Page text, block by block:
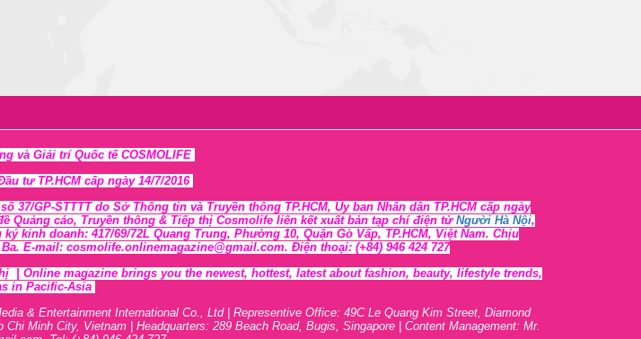
và Giải trí Quốc tế COSMOLIFE
tư TP.HCM cấp ngày 14/7/2016
37/GP-STTTTdo Sở Thông tin và Truyền thông TP.HCM, Ủy ban Nhân dân TP.HCM cấp ngày
Quảng cáo, Truyền thông & Tiếp thị Cosmolife liên kết xuất bản tạp chí điện tửNgười Hà Nội,
kinh doanh: 417/69/72L Quang Trung, Phường 10, Quận Gò Vấp, TP.HCM, Việt Nam. Chịu
E-mail: cosmolife.onlinemagazine@gmail.com. Điện thoại: (+84) 946 424 727
| Online magazine brings you the newest, hottest, latest about fashion, beauty, lifestyle trends,
in Pacific-Asia
& Entertainment International Co., Ltd | Representive Office: 49C Le Quang Kim Street, Diamond
Chi Minh City, Vietnam | Headquarters: 289 Beach Road, Bugis, Singapore | Content Management: Mr.